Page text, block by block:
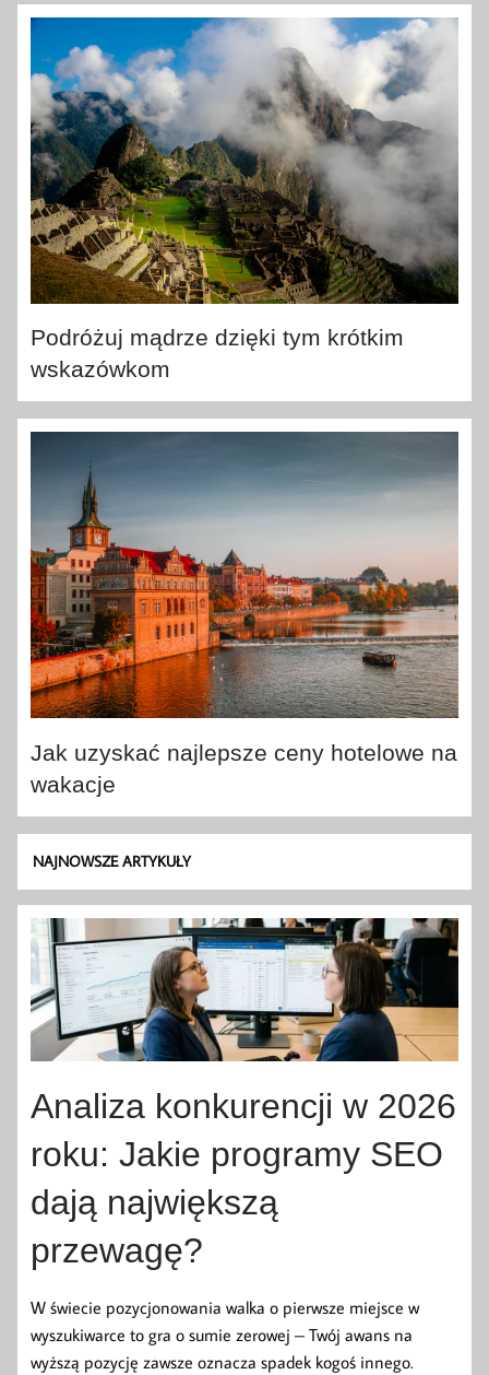
Podróżuj mądrze dzięki tym krótkim
wskazówkom
Jak uzyskać najlepsze ceny hotelowe na
wakacje
NAJNOWSZE ARTYKUŁY
Analiza konkurencji w 2026
roku: Jakie programy SEO
dają największą
przewagę?
W świecie pozycjonowania walka o pierwsze miejsce w
wyszukiwarce to gra o sumie zerowej – Twój awans na
wyższą pozycję zawsze oznacza spadek kogoś innego.